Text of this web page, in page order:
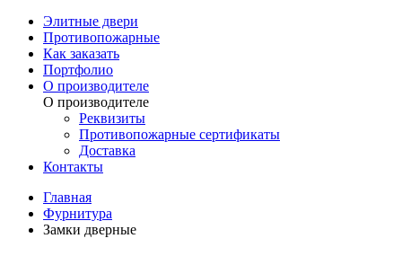
Элитные двери
Противопожарные
Как заказать
Портфолио
О производителе
О производителе
Реквизиты
Противопожарные сертификаты
Доставка
Контакты
Главная
Фурнитура
Замки дверные